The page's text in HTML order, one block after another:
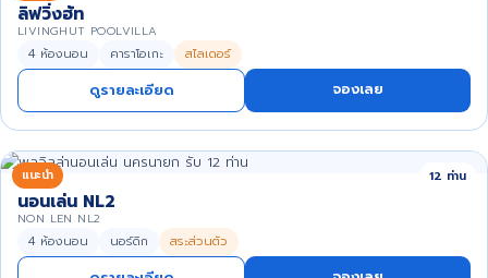
ลิฟวิ่งฮัท
LIVINGHUT POOLVILLA
4 ห้องนอน คาราโอเกะ สไลเดอร์
ดูรายละเอียด จองเลย
แนะนำ 12 ท่าน
นอนเล่น NL2
NON LEN NL2
4 ห้องนอน นอร์ดิก สระส่วนตัว